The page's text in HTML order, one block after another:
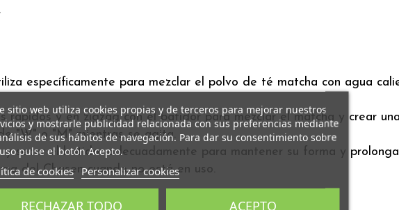
específicamente para mezclar el polvo de té matcha con agua
rápidos y en zigzag con el batidor para mezclar el matcha y crear
"W" o "M" mientras se agita.
secar el batidor adecuadamente para mantener su forma y
del Chasen cuando no está en uso.
sitio web utiliza cookies propias y de terceros para mejorar nuestros
y mostrarle publicidad relacionada con sus preferencias mediante
de sus hábitos de navegación. Para dar su consentimiento sobre
pulse el botón Acepto.
de cookies Personalizar cookies
RECHAZAR TODO ACEPTO